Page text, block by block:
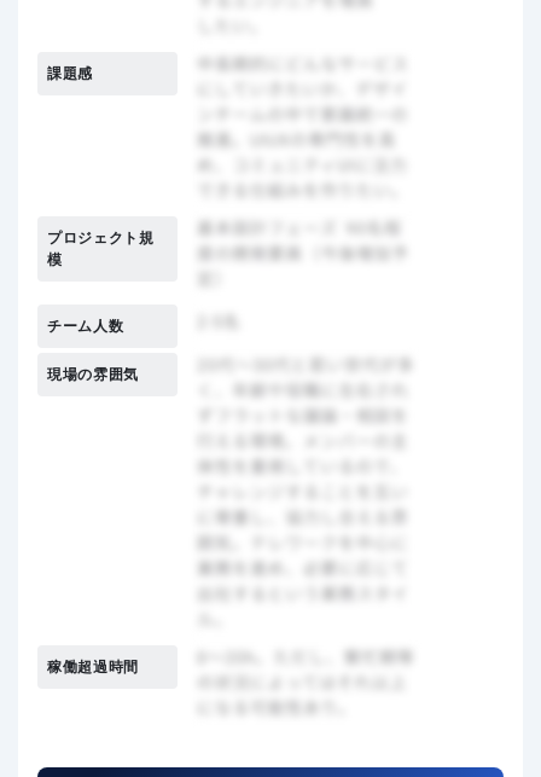
課題感
プロジェクト規
模
チーム人数
現場の雰囲気
稼働超過時間